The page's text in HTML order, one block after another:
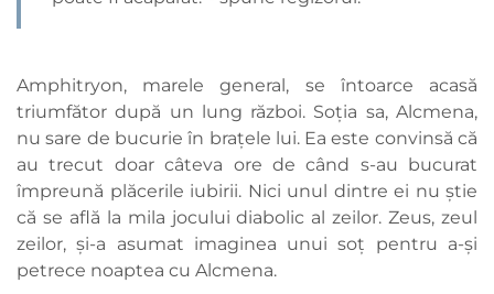
Amphitryon, marele general, se întoarce acasă
triumfător după un lung război. Soția sa, Alcmena,
nu sare de bucurie în brațele lui. Ea este convinsă că
au trecut doar câteva ore de când s-au bucurat
împreună plăcerile iubirii. Nici unul dintre ei nu știe
că se află la mila jocului diabolic al zeilor. Zeus, zeul
zeilor, și-a asumat imaginea unui soț pentru a-și
petrece noaptea cu Alcmena.